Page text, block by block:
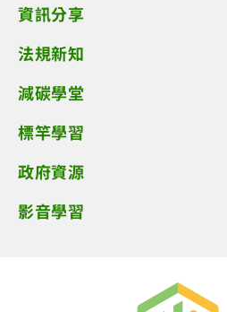
資訊分享
法規新知
減碳學堂
標竿學習
政府資源
影音學習